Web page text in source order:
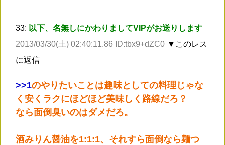
33: 以下、名無しにかわりましてVIPがお送りします
2013/03/30(土) 02:40:11.86 ID:tbx9+dZC0 ▼このレス
に返信
>>1のやりたいことは趣味としての料理じゃな
く安くラクにほどほど美味しく路線だろ？
なら面倒臭いのはダメだろ。
酒みりん醤油を1:1:1、それすら面倒なら麺つ